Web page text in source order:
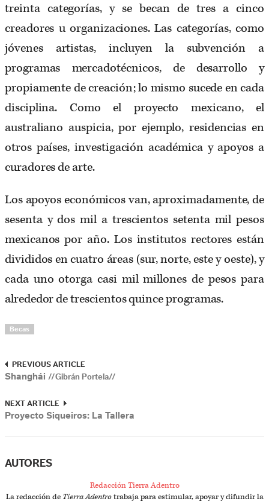
treinta categorías, y se becan de tres a cinco
creadores u organizaciones. Las categorías, como
jóvenes artistas, incluyen la subvención a
programas mercadotécnicos, de desarrollo y
propiamente de creación; lo mismo sucede en cada
disciplina. Como el proyecto mexicano, el
australiano auspicia, por ejemplo, residencias en
otros países, investigación académica y apoyos a
curadores de arte.
Los apoyos económicos van, aproximadamente, de
sesenta y dos mil a trescientos setenta mil pesos
mexicanos por año. Los institutos rectores están
divididos en cuatro áreas (sur, norte, este y oeste), y
cada uno otorga casi mil millones de pesos para
alrededor de trescientos quince programas.
Becas
PREVIOUS ARTICLE
Shanghái //Gibrán Portela//
NEXT ARTICLE
Proyecto Siqueiros: La Tallera
AUTORES
Redacción Tierra Adentro
La redacción de Tierra Adentrotrabaja para estimular, apoyar y difundir la